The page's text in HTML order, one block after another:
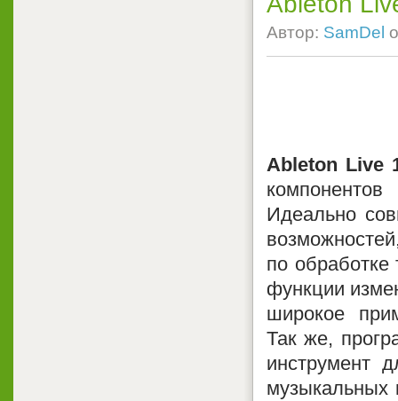
Автор: SamDel
Ableton Live
Идеально
по
функции
широкое
Так же,
инструмент
музыкальных